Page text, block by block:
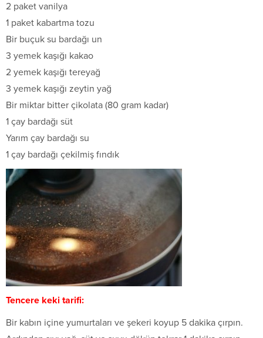
2 paket vanilya
1 paket kabartma tozu
Bir buçuk su bardağı un
3 yemek kaşığı kakao
2 yemek kaşığı tereyağ
3 yemek kaşığı zeytin yağ
Bir miktar bitter çikolata (80 gram kadar)
1 çay bardağı süt
Yarım çay bardağı su
1 çay bardağı çekilmiş fındık
Tencere keki tarifi:
Bir kabın içine yumurtaları ve şekeri koyup 5 dakika çırpın.